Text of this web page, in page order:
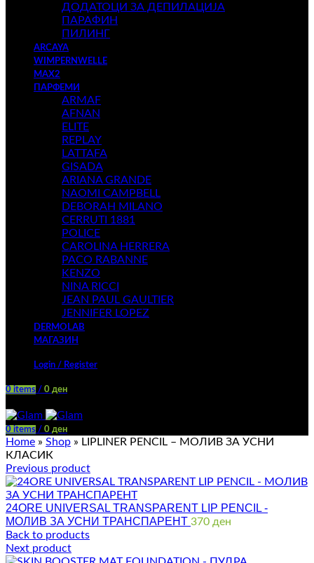
ДОДАТОЦИ ЗА ДЕПИЛАЦИЈА
ПАРАФИН
ПИЛИНГ
ARCAYA
WIMPERNWELLE
MAX2
ПАРФЕМИ
ARMAF
AFNAN
ELITE
REPLAY
LATTAFA
GISADA
ARIANA GRANDE
NAOMI CAMPBELL
DEBORAH MILANO
CERRUTI 1881
POLICE
CAROLINA HERRERA
PACO RABANNE
KENZO
NINA RICCI
JEAN PAUL GAULTIER
JENNIFER LOPEZ
DERMOLAB
МАГАЗИН
Login / Register
0 items / 0 ден
0 items / 0 ден
Home » Shop » LIPLINER PENCIL – МОЛИВ ЗА УСНИ
КЛАСИК
Previous product
24ORE UNIVERSAL TRANSPARENT LIP PENCIL -
МОЛИВ ЗА УСНИ ТРАНСПАРЕНТ 370 ден
Back to products
Next product